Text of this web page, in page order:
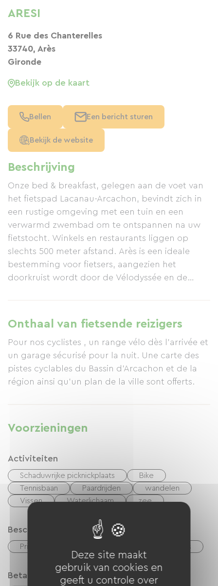
Beschrijving
Onze bed & breakfast, gelegen aan de voet van
het fietspad Lacanau-Arcachon, bevindt zich in
een rustige omgeving met een tuin en een
verwarmd zwembad om te ontspannen na uw
fietstocht. Winkels en restaurants liggen op
slechts 500 meter afstand. Arès is een ideale
bestemming voor fietsers, aangezien het
doorkruist wordt door de Vélodyssée en de
twee eenpersoonsbedden) heeft een balkon of
terras met een tafel en stoelen, en een koelkast
om maaltijden te bereiden. Ons huis beschikt
tevens over een beveiligde garage voor fietsen.
Onthaal van fietsende reizigers
Pour nos cyclistes , un range vélo dès l'arrivée et
un garage sécurisé pour la nuit. Une carte des
pistes cyclables du Bassin d'Arcachon et de la
région ainsi qu'un plan de la ville sont offerts.
Voorzieningen
Activiteiten
Schaduwrijke picknickplaats
Bike
Tennisbaan
Paardrijden
wandelen
Vissen
Waterlichaam zee
Beschrijving
Privé, omheind terrein Terras
Betaalmethoden
ARESI
6 Rue des Chanterelles
33740, Arès
Gironde
Bekijk op de kaart
Bellen Een bericht sturen
Bekijk de website
Deze site maakt
gebruik van cookies en
geeft u controle over